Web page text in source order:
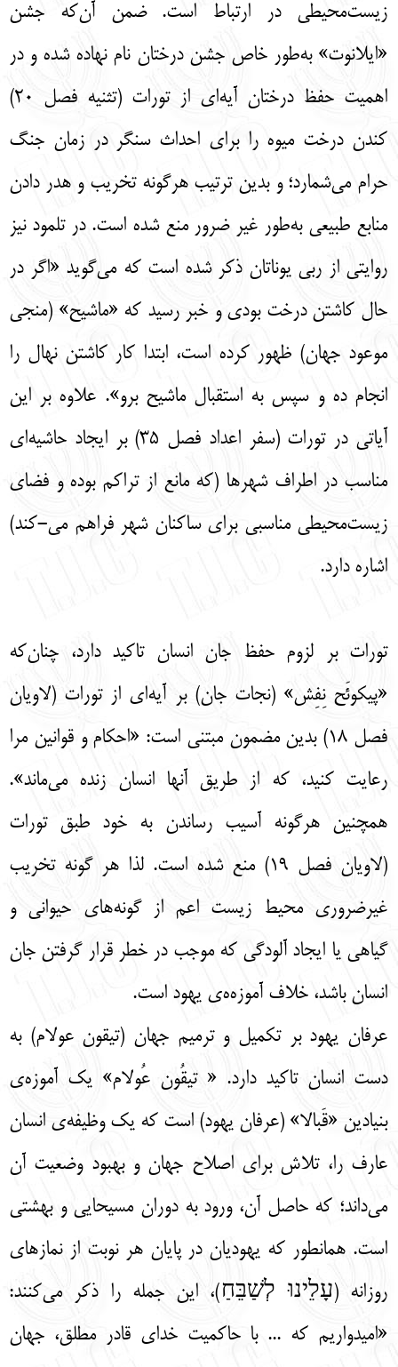
زیست‌محیطی در ارتباط است. ضمن آن‌که جشن
«ایلانوت» به‌طور خاص جشن درختان نام نهاده شده و در
اهمیت حفظ درختان آیه‌ای از تورات (تثنیه فصل 20)
کندن درخت میوه را برای احداث سنگر در زمان جنگ
حرام می‌شمارد؛ و بدین ترتیب هرگونه تخریب و هدر دادن
منابع طبیعی به‌طور غیر ضرور منع شده است. در تلمود نیز
روایتی از ربی یوناتان ذکر شده است که می‌گوید «اگر در
حال کاشتن درخت بودی و خبر رسید که «ماشیح» (منجی
موعود جهان) ظهور کرده است، ابتدا کار کاشتن نهال را
انجام ده و سپس به استقبال ماشیح برو». علاوه بر این
آیاتی در تورات (سفر اعداد فصل 35) بر ایجاد حاشیه‌ای
مناسب در اطراف شهرها (که مانع از تراکم بوده و فضای
زیست‌محیطی مناسبی برای ساکنان شهر فراهم می-کند)
اشاره دارد.
تورات بر لزوم حفظ جان انسان تاکید دارد، چنان‌که
«پیکوئَح نِفِش» (نجات جان) بر آیه‌ای از تورات (لاویان
فصل 18) بدین مضمون مبتنی است: «احکام و قوانین مرا
رعایت کنید، که از طریق آنها انسان زنده می‌ماند».
همچنین هرگونه آسیب رساندن به خود طبق تورات
(لاویان فصل 19) منع شده است. لذا هر گونه تخریب
غیرضروری محیط زیست اعم از گونه‌های حیوانی و
گیاهی یا ایجاد آلودگی که موجب در خطر قرار گرفتن جان
انسان باشد، خلاف آموزه‌ه‌ی یهود است.
عرفان یهود بر تکمیل و ترمیم جهان (تیقون عولام) به
دست انسان تاکید دارد. « تیقُون عُولام» یک آموزه‌ی
بنیادین «قَبالا» (عرفان یهود) ‌است که یک وظیفه‌ی انسان
عارف را، تلاش برای اصلاح جهان و بهبود وضعیت آن
می‌داند؛ که حاصل آن، ورود به دوران مسیحایی و بهشتی
است. همانطور که یهودیان در پایان هر نوبت از نمازهای
روزانه (עָלֵינוּ לְשַׁבֵּחַ)، این جمله را ذکر می‌کنند:
«امیدواریم که ... با حاکمیت خدای قادر مطلق، جهان